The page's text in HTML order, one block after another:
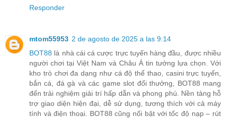
Responder
mtom55953 2 de agosto de 2025 a las 9:14
BOT88 là nhà cái cá cược trực tuyến hàng đầu, được nhiều
người chơi tại Việt Nam và Châu Á tin tưởng lựa chọn. Với
kho trò chơi đa dạng như cá độ thể thao, casini trực tuyến,
bắn cá, đá gà và các game slot đổi thưởng, BOT88 mang
đến trải nghiệm giải trí hấp dẫn và phong phú. Nền tảng hỗ
trợ giao diện hiện đại, dễ sử dụng, tương thích với cả máy
tính và điện thoại. BOT88 cũng nổi bật với tốc độ nạp – rút